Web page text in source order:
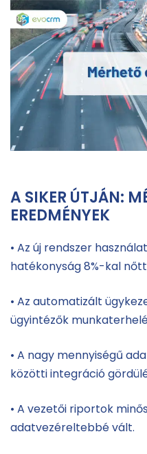
A SIKER ÚTJÁN:
EREDMÉNYEK
• Az új rendszer
hatékonyság 8%-kal
• Az automatizált
ügyintézők
• A nagy mennyiségű
közötti integráció
• A vezetői riportok
adatvezéreltebbé vált.